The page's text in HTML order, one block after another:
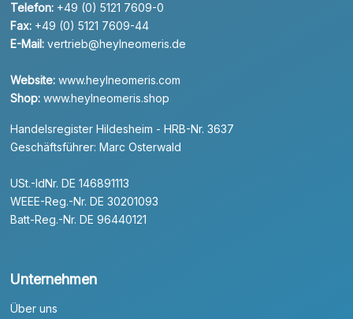
Telefon: +49 (0) 5121 7609-0
Fax: +49 (0) 5121 7609-44
E-Mail: vertrieb@heylneomeris.de
Website: www.heylneomeris.com
Shop: www.heylneomeris.shop
Handelsregister Hildesheim - HRB-Nr. 3637
Geschäftsführer: Marc Osterwald
USt.-IdNr. DE 146891113
WEEE-Reg.-Nr. DE 30201093
Batt-Reg.-Nr. DE 96440121
Unternehmen
Über uns